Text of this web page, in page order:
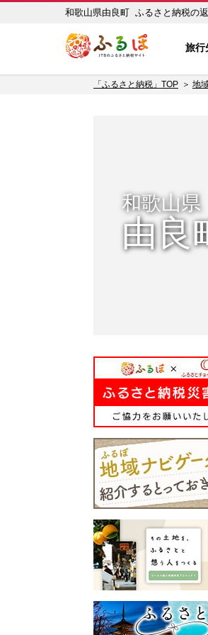
和歌山県由良町 ふるさと納税の
旅行
「ふるさと納税」TOP 地
和歌山県
由良